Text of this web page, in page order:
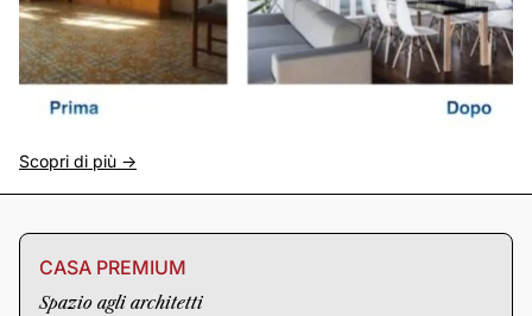
Scopri di più ->
CASA PREMIUM
Spazio agli architetti